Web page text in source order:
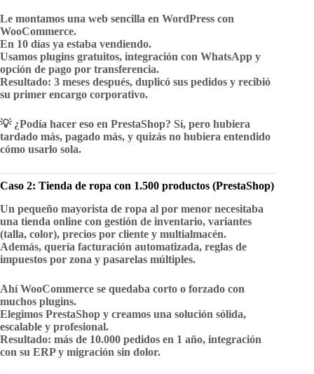
Le montamos una web sencilla en WordPress con
WooCommerce.
En 10 días ya estaba vendiendo.
Usamos plugins gratuitos, integración con WhatsApp y
opción de pago por transferencia.
Resultado: 3 meses después, duplicó sus pedidos y recibió
su primer encargo corporativo.
💡 ¿Podía hacer eso en PrestaShop? Sí, pero hubiera
tardado más, pagado más, y quizás no hubiera entendido
cómo usarlo sola.
Caso 2: Tienda de ropa con 1.500 productos (PrestaShop)
Un pequeño mayorista de ropa al por menor necesitaba
una tienda online con gestión de inventario, variantes
(talla, color), precios por cliente y multialmacén.
Además, quería facturación automatizada, reglas de
impuestos por zona y pasarelas múltiples.
AhíWooCommerce se quedaba corto o forzado con
muchos plugins.
Elegimos PrestaShop y creamos una solución sólida,
escalable y profesional.
Resultado: más de 10.000 pedidos en 1 año, integración
con su ERP y migración sin dolor.